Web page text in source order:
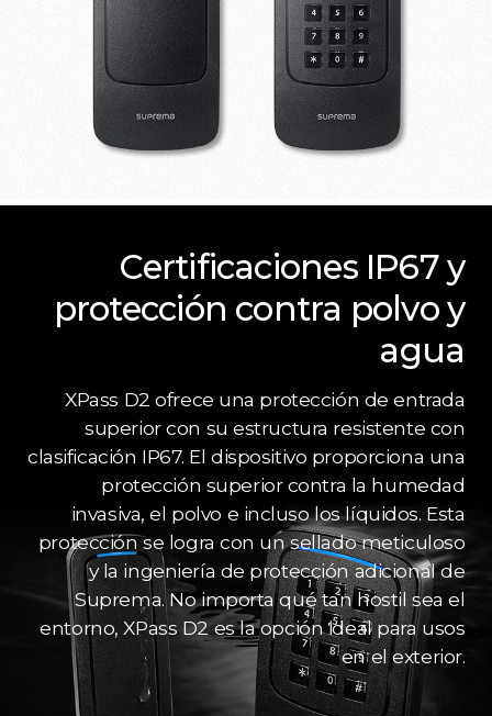
Certificaciones IP67 y
protección contra polvo y
agua
XPass D2 ofrece una protección de entrada
superior con su estructura resistente con
clasificación IP67. El dispositivo proporciona una
protección superior contra la humedad
invasiva, el polvo e incluso los líquidos. Esta
protección se logra con un sellado meticuloso
y la ingeniería de protección adicional de
Suprema. No importa qué tan hostil sea el
entorno, XPass D2 es la opción ideal para usos
en el exterior.